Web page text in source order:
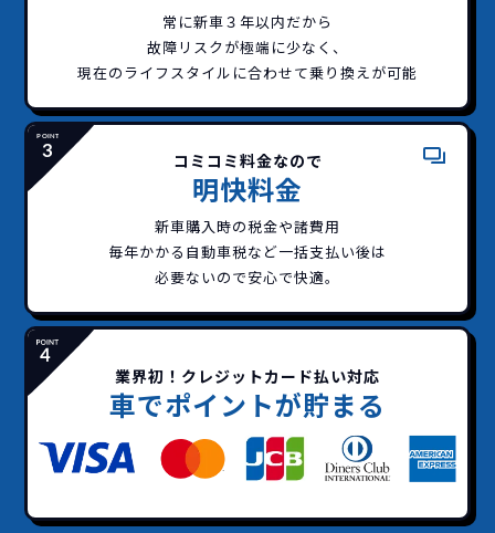
常に新車３年以内だから
故障リスクが極端に少なく、
現在のライフスタイルに合わせて乗り換えが可能
コミコミ料金なので
明快料金
新車購入時の税金や諸費用
毎年かかる自動車税など一括支払い後は
必要ないので安心で快適。
業界初！クレジットカード払い対応
車でポイントが貯まる
どこよりも安く ご契約いただけます！
短期間だから安心！
一括払いで安心